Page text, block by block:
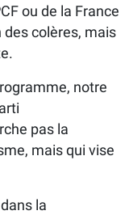
ou de la France
colères, mais
notre
pas la
mais qui vise
la